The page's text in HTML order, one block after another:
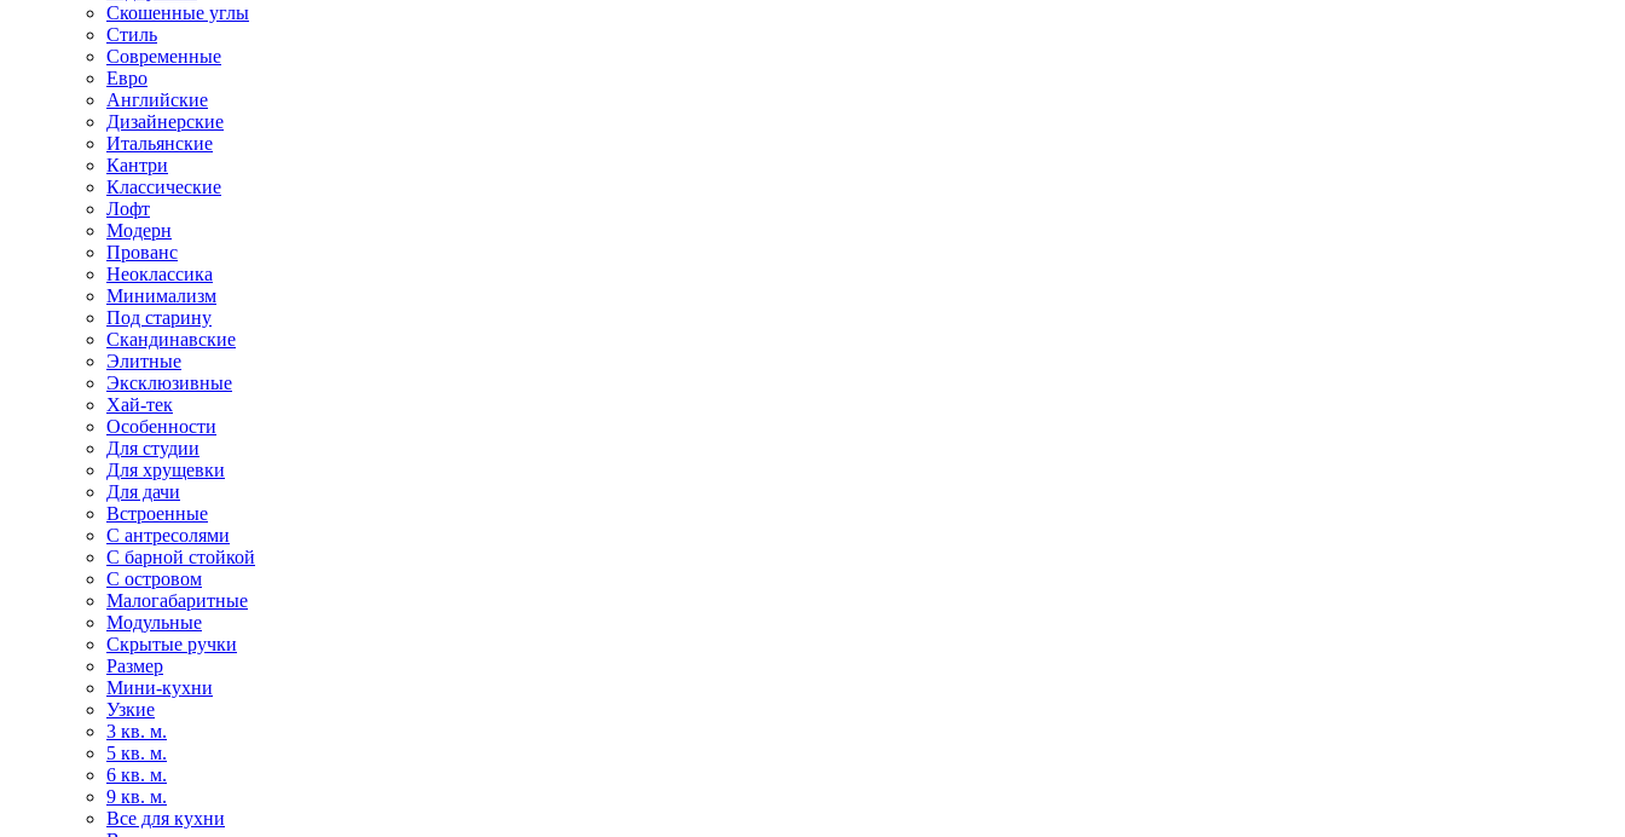
Скошенные углы
Стиль
Современные
Евро
Английские
Дизайнерские
Итальянские
Кантри
Классические
Лофт
Модерн
Прованс
Неоклассика
Минимализм
Под старину
Скандинавские
Элитные
Эксклюзивные
Хай-тек
Особенности
Для студии
Для хрущевки
Для дачи
Встроенные
С антресолями
С барной стойкой
С островом
Малогабаритные
Модульные
Скрытые ручки
Размер
Мини-кухни
Узкие
3 кв. м.
5 кв. м.
6 кв. м.
9 кв. м.
Все для кухни